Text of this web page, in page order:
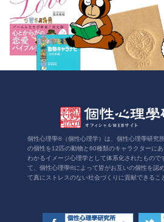
個性心理學®（個性心理学）は、個性心理學研究
の個性を12匹の動物と60種類のキャラクターに
わかるイメージ心理学として体系化されたもので
て、個性心理學®によって皆がお互いの個性を認
て真にストレスのない社会づくりに貢献できるこ